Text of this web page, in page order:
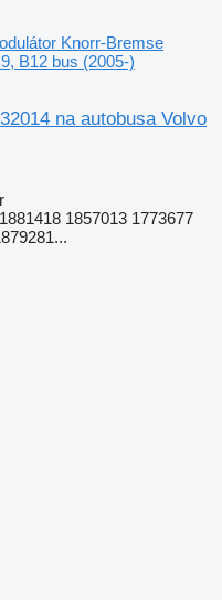
Knorr-Bremse
B12 bus (2005-)
na autobusa Volvo
1857013 1773677